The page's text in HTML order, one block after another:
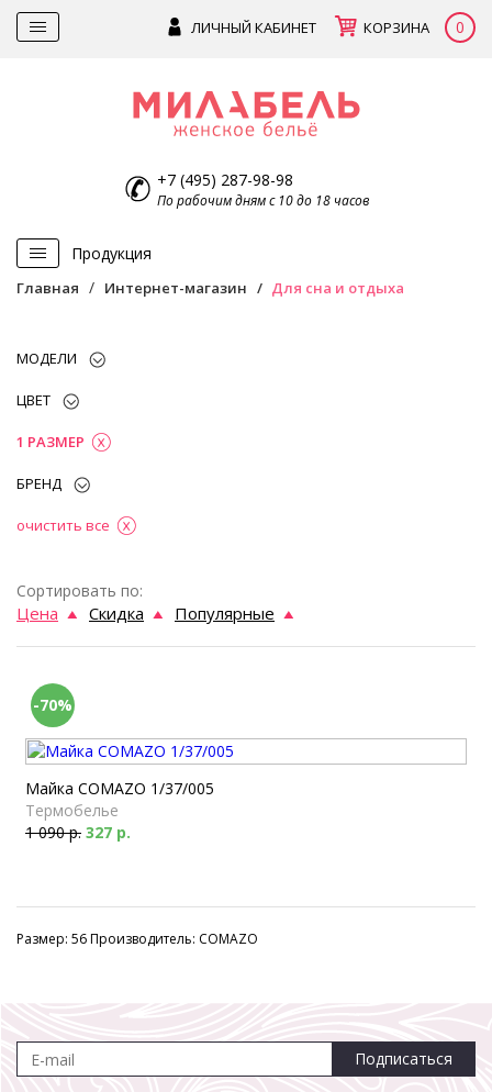
ЛИЧНЫЙ КАБИНЕТ КОРЗИНА 0
+7 (495) 287-98-98
По рабочим дням с 10 до 18 часов
Продукция
Главная Интернет-магазин Для сна и отдыха
МОДЕЛИ
ЦВЕТ
1 РАЗМЕР
БРЕНД
очистить все
Сортировать по:
Цена Скидка Популярные
-70%
Майка COMAZO 1/37/005
Термобелье
1 090 р. 327 р.
Размер: 56 Производитель: COMAZO
Подписаться